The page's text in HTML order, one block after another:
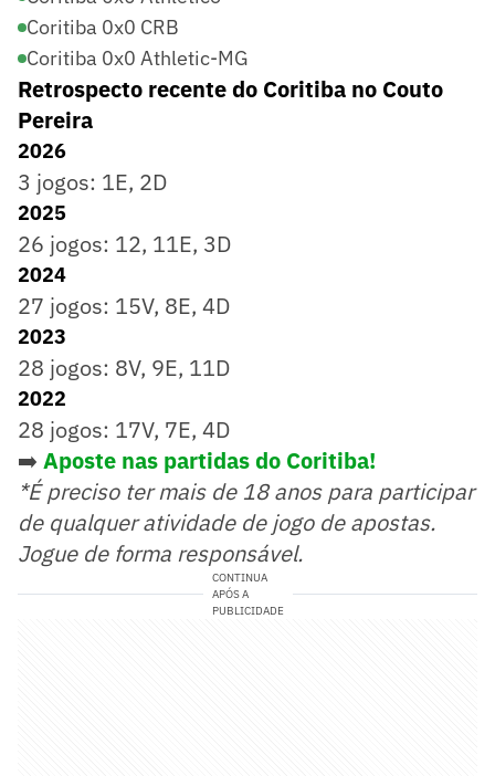
Coritiba 0x0 CRB
Coritiba 0x0 Athletic-MG
Retrospecto recente do Coritiba no Couto
Pereira
2026
3 jogos: 1E, 2D
2025
26 jogos: 12, 11E, 3D
2024
27 jogos: 15V, 8E, 4D
2023
28 jogos: 8V, 9E, 11D
2022
28 jogos: 17V, 7E, 4D
➡️ Aposte nas partidas do Coritiba!
*É preciso ter mais de 18 anos para participar
de qualquer atividade de jogo de apostas.
Jogue de forma responsável.
CONTINUA
APÓS A
PUBLICIDADE